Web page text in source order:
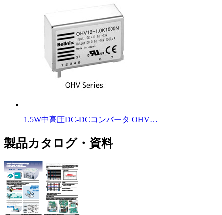
1.5W中高圧DC-DCコンバータ OHV…
製品カタログ・資料